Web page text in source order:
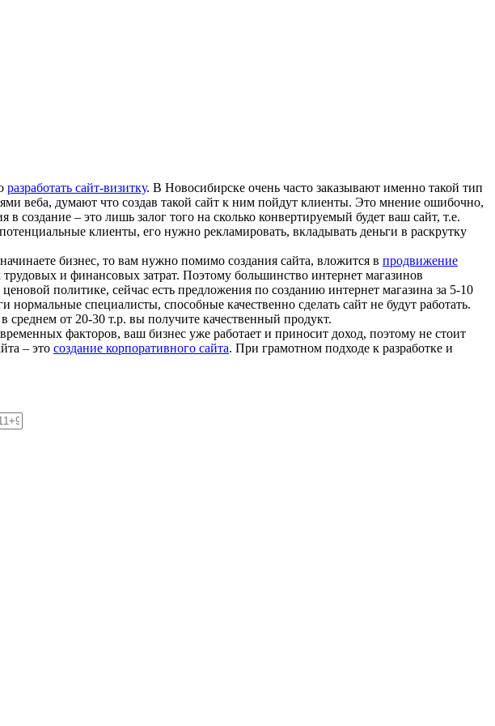
разработать сайт-визитку. В Новосибирске очень часто заказывают именно такой тип
веба, думают что создав такой сайт к ним пойдут клиенты. Это мнение ошибочно,
– это лишь залог того на сколько конвертируемый будет ваш сайт, т.е.
клиенты, его нужно рекламировать, вкладывать деньги в раскрутку
бизнес, то вам нужно помимо создания сайта, вложится в продвижение
и финансовых затрат. Поэтому большинство интернет магазинов
политике, сейчас есть предложения по созданию интернет магазина за 5-10
специалисты, способные качественно сделать сайт не будут работать.
от 20-30 т.р. вы получите качественный продукт.
факторов, ваш бизнес уже работает и приносит доход, поэтому не стоит
– это создание корпоративного сайта. При грамотном подходе к разработке и